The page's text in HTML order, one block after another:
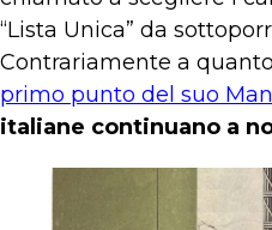
“Lista Unica” da
Contrariamente a
primo punto del suo
italiane continuano a